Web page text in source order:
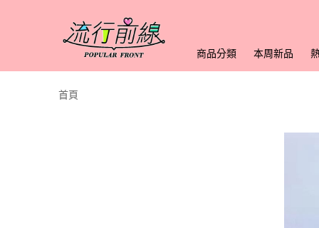
商品分類 本周新品
首頁